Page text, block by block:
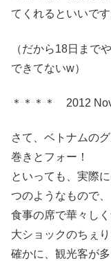
てくれるといいで
（だから18日ま
できてないw）
＊＊＊＊ 2012
さて、ベトナムの
巻きとフォー！
といっても、実際
つのようなもので、
食事の席で華々し
大ショックのちぇ
確かに、観光客が